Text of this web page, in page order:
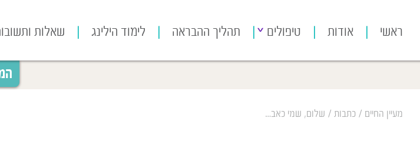
ראשי אודות טיפולים תהליך ההבראה לימוד הילינג שאלות
מעיין החיים / כתבות / שלום, שמי כאב…